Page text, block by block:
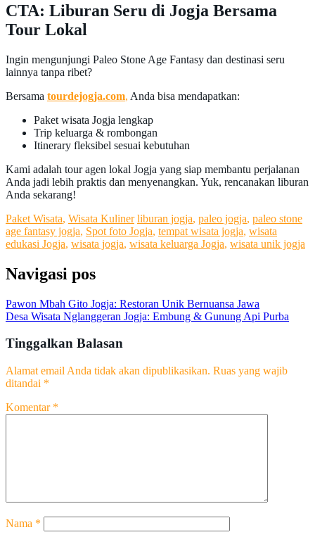
CTA: Liburan Seru di Jogja Bersama
Tour Lokal
Ingin mengunjungi Paleo Stone Age Fantasy dan destinasi seru
lainnya tanpa ribet?
Bersama tourdejogja.com, Anda bisa mendapatkan:
Paket wisata Jogja lengkap
Trip keluarga & rombongan
Itinerary fleksibel sesuai kebutuhan
Kami adalah tour agen lokal Jogja yang siap membantu perjalanan
Anda jadi lebih praktis dan menyenangkan. Yuk, rencanakan liburan
Anda sekarang!
Paket Wisata, Wisata Kuliner liburan jogja, paleo jogja, paleo stone
age fantasy jogja, Spot foto Jogja, tempat wisata jogja, wisata
edukasi Jogja, wisata jogja, wisata keluarga Jogja, wisata unik jogja
Navigasi pos
Pawon Mbah Gito Jogja: Restoran Unik Bernuansa Jawa
Desa Wisata Nglanggeran Jogja: Embung & Gunung Api Purba
Tinggalkan Balasan
Alamat email Anda tidak akan dipublikasikan. Ruas yang wajib
ditandai *
Komentar *
Nama *